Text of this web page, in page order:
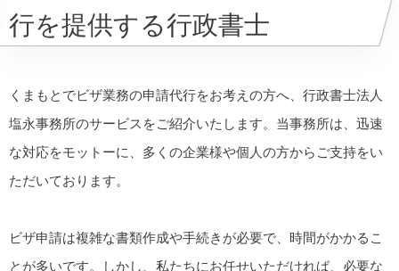
行を提供する行政書士
くまもとでビザ業務の申請代行をお考えの方へ、行政書士法人
塩永事務所のサービスをご紹介いたします。当事務所は、迅速
な対応をモットーに、多くの企業様や個人の方からご支持をい
ただいております。
ビザ申請は複雑な書類作成や手続きが必要で、時間がかかるこ
とが多いです。しかし、私たちにお任せいただければ、必要な